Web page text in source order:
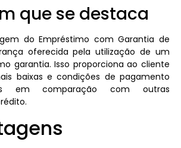
que se destaca
do Empréstimo com Garantia de
oferecida pela utilização de um
garantia. Isso proporciona ao cliente
baixas e condições de pagamento
em comparação com outras